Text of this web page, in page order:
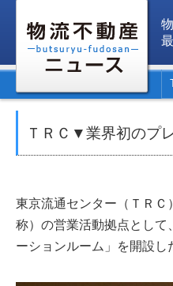
ＴＲＣ▼業界初のプ
東京流通センター（ＴＲ
称）の営業活動拠点とし
ーションルーム」を開設し